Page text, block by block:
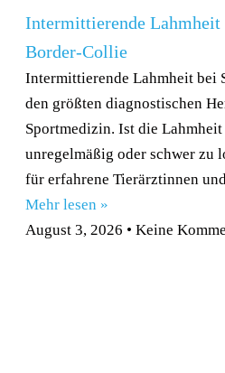
Intermittierende
Border-Collie
Intermittierende Lahmheit bei
den größten diagnostischen
Sportmedizin. Ist die
unregelmäßig oder schwer zu
für erfahrene Tierärztinnen
Mehr lesen »
August 3, 2026
Keine